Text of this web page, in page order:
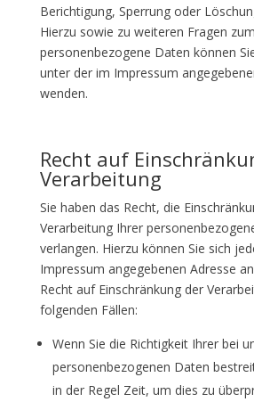
Berichtigung, Sperrung oder
Hierzu sowie zu weiteren Fragen
personenbezogene Daten können
unter der im Impressum
wenden.
Recht auf
Verarbeitung
Sie haben das Recht, die
Verarbeitung Ihrer
verlangen. Hierzu können Sie sich
Impressum angegebenen Adresse
Recht auf Einschränkung der
folgenden Fällen:
Wenn Sie die Richtigkeit Ihrer bei
personenbezogenen Daten
in der Regel Zeit, um dies zu